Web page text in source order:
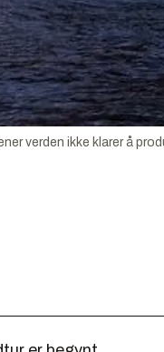
verden ikke klarer å